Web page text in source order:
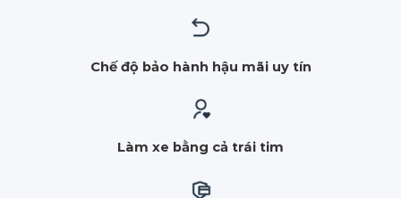
Chế độ bảo hành hậu mãi uy tín
Làm xe bằng cả trái tim